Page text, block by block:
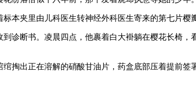
本夹里由儿科医生转神经外科医生寄来的第七片樱
诊断书。凌晨四点，他裹着白大褂躺在樱花长椅
掏出正在溶解的硝酸甘油片，药盒底部压着提前